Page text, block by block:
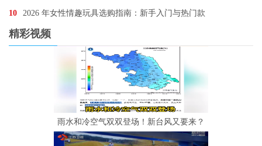
10 2026 年女性情趣玩具选购指南：新手入门与热门款
精彩视频
雨水和冷空气双双登场！新台风又要来？